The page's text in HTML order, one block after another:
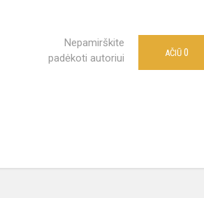
Nepamirškite
padėkoti autoriui
AČIŪ 0